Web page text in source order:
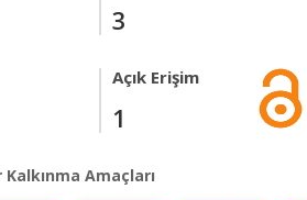
3
Açık Erişim
1
Amaçları